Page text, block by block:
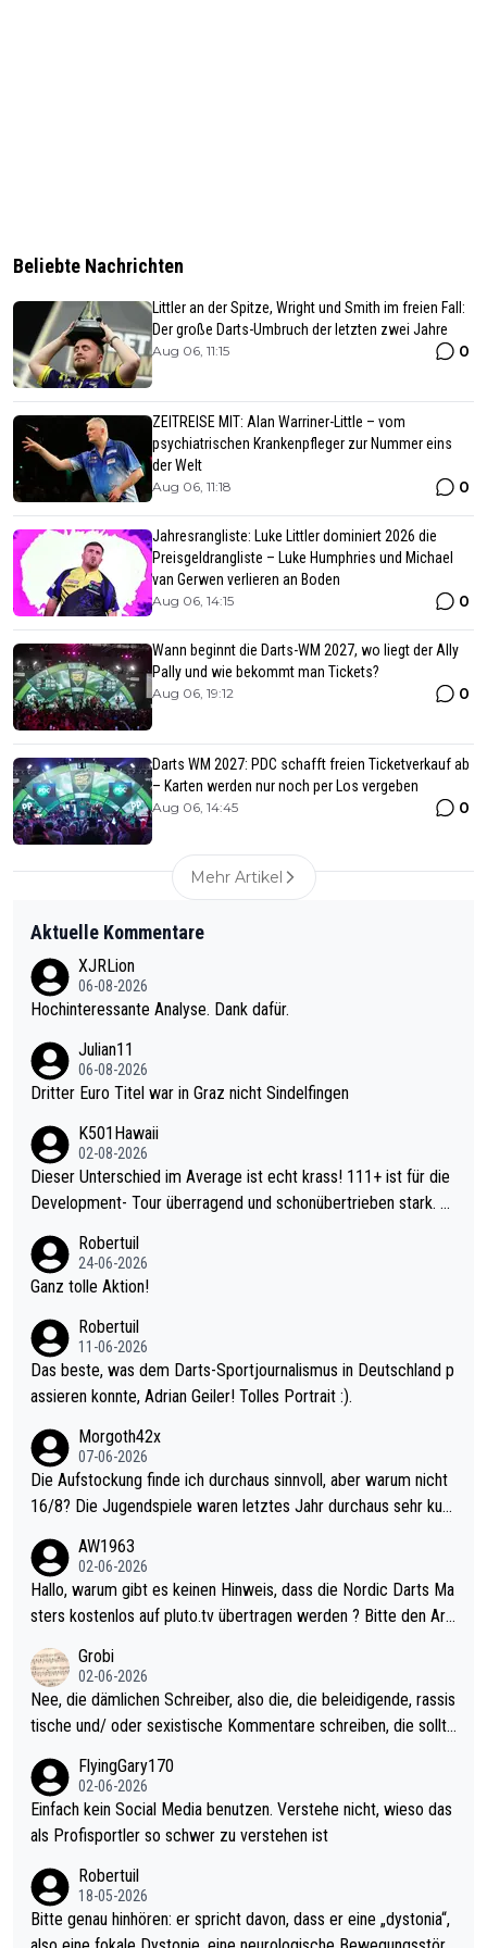
Beliebte Nachrichten
Littler an der Spitze, Wright und Smith im freien Fall:
Der große Darts-Umbruch der letzten zwei Jahre
Aug 06, 11:15 0
ZEITREISE MIT: Alan Warriner-Little – vom
psychiatrischen Krankenpfleger zur Nummer eins
der Welt
Aug 06, 11:18 0
Jahresrangliste: Luke Littler dominiert 2026 die
Preisgeldrangliste – Luke Humphries und Michael
van Gerwen verlieren an Boden
Aug 06, 14:15 0
Wann beginnt die Darts-WM 2027, wo liegt der Ally
Pally und wie bekommt man Tickets?
Aug 06, 19:12 0
Darts WM 2027: PDC schafft freien Ticketverkauf ab
– Karten werden nur noch per Los vergeben
Aug 06, 14:45 0
Mehr Artikel
Aktuelle Kommentare
XJRLion
06-08-2026
Hochinteressante Analyse. Dank dafür.
Julian11
06-08-2026
Dritter Euro Titel war in Graz nicht Sindelfingen
K501Hawaii
02-08-2026
Dieser Unterschied im Average ist echt krass! 111+ ist für die
Development- Tour überragend und schonübertrieben stark. U
mal 40+ erst recht. Da gewinnst keinen Blumentopf - ist ja noc
h krasser wie ein Pokalspiel eines Kreisligisten vs einem Bund
Robertuil
24-06-2026
Ganz tolle Aktion!
Robertuil
11-06-2026
Das beste, was dem Darts-Sportjournalismus in Deutschland p
assieren konnte, Adrian Geiler! Tolles Portrait :).
Morgoth42x
07-06-2026
Die Aufstockung finde ich durchaus sinnvoll, aber warum nicht
16/8? Die Jugendspiele waren letztes Jahr durchaus sehr kurz
Allerdings ist Mitchell Lawrie als Nummer 1 der Welt eh qualifi
ziert. Somit ändert die automatische Qualifikation des Weltmei
sters erstmal nichts. Ich denke sie wollen damit für nächstes J
ohl wenig WDF Turniere spielen. Dies war bei Archie Self letzt
es Jahr der Fall. Er musste als amtierender Weltmeister durch
den Qualifier und ich glaube kaum, dass Mitchel sich das (in Ve
gas) antun würde, wenn er doch eigentlich die PDC-WM als Zi
el hat.
AW1963
02-06-2026
Hallo, warum gibt es keinen Hinweis, dass die Nordic Darts Ma
sters kostenlos auf pluto.tv übertragen werden ? Bitte den Arti
Grobi
02-06-2026
Nee, die dämlichen Schreiber, also die, die beleidigende, rassis
tische und/ oder sexistische Kommentare schreiben, die sollte
s Leben in den Griff kriegen. Nur eins wundert mich: Luke Little
r war doch neulich erst derjenige, der über Social Media GvV p
rovoziert hat. Und Littlers Mutter schießt öfters mal gegen Ric
FlyingGary170
02-06-2026
Einfach kein Social Media benutzen. Verstehe nicht, wieso das
als Profisportler so schwer zu verstehen ist
Robertuil
18-05-2026
Bitte genau hinhören: er spricht davon, dass er eine „dystonia“,